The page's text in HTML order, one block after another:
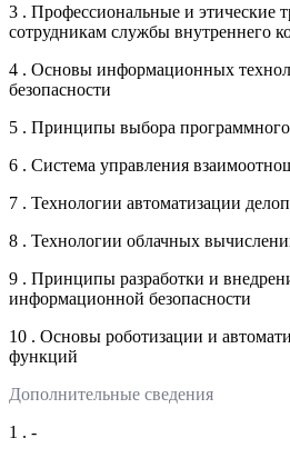
3 . Профессиональные и этические
сотрудникам службы внутреннего
4 . Основы информационных
безопасности
5 . Принципы выбора программного
6 . Система управления
7 . Технологии автоматизации
8 . Технологии облачных
9 . Принципы разработки и
информационной безопасности
10 . Основы роботизации и
функций
Дополнительные сведения
1 . -